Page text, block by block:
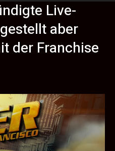
Live-
aber
der Franchise